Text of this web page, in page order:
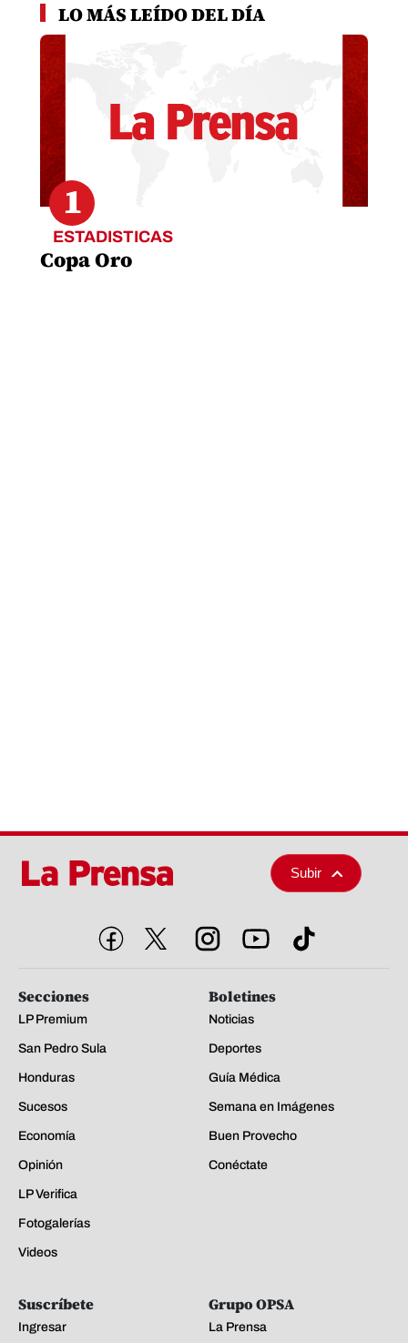
LO MÁS LEÍDO DEL DÍA
1
ESTADISTICAS
Copa Oro
Subir
Secciones
LP Premium
San Pedro Sula
Honduras
Sucesos
Economía
Opinión
LP Verifica
Fotogalerías
Videos
Boletines
Noticias
Deportes
Guía Médica
Semana en Imágenes
Buen Provecho
Conéctate
Suscríbete
Ingresar
Grupo OPSA
La Prensa